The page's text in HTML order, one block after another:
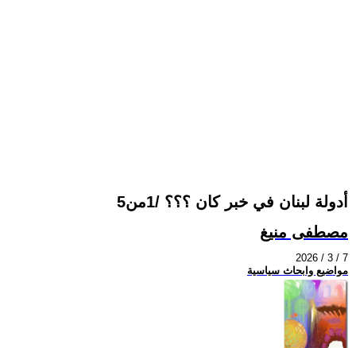
أدولة لبنان في خبر كان ؟؟؟ /1من5
مصطفى منيغ
2026 / 3 / 7
مواضيع وابحاث سياسية